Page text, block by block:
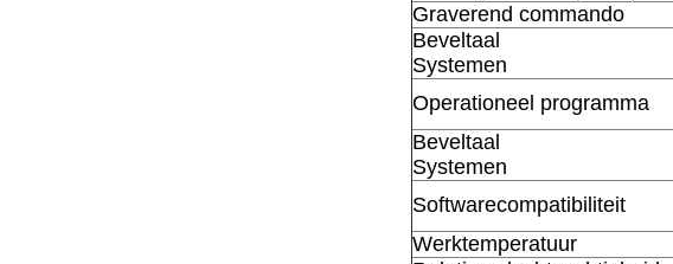
Graverend commando
Beveltaal
Systemen
Operationeel programma
Beveltaal
Systemen
Softwarecompatibiliteit
Werktemperatuur